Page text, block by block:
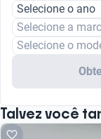
Selecione o ano
Selecione a
Selecione o
Talvez você